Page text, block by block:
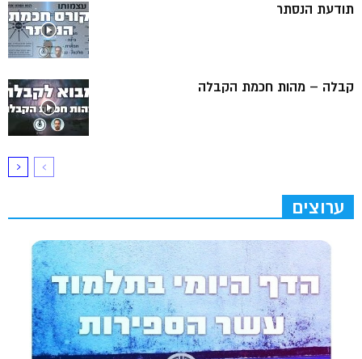
תודעת הנסתר
קבלה – מהות חכמת הקבלה
ערוצים